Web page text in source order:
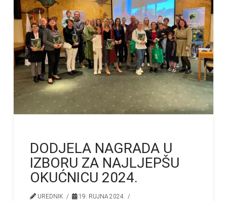
DODJELA NAGRADA U
IZBORU ZA NAJLJEPŠU
OKUĆNICU 2024.
UREDNIK
19. RUJNA 2024.